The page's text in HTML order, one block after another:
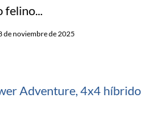
de noviembre de 2025